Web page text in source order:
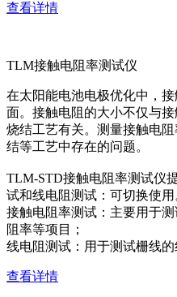
查看详情
TLM接触电阻率测试仪
在太阳能电池电极优化中，
面。接触电阻的大小不仅与
烧结工艺有关。测量接触电
结等工艺中存在的问题。
TLM-STD接触电阻率测试仪
试和线电阻测试：可切换使用
接触电阻率测试：主要用于
阻率等项目；
线电阻测试：用于测试栅线的
查看详情